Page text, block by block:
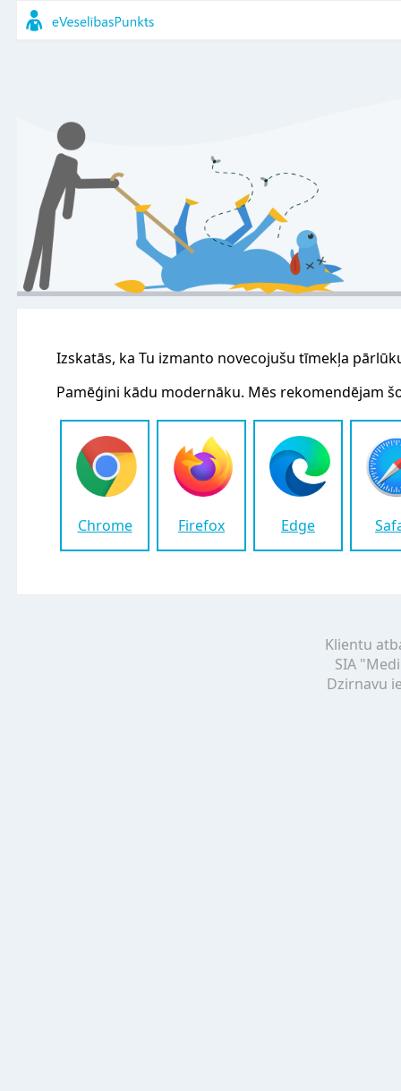
Izskatās, ka Tu izmanto novecojušu tīmekļa
Pamēģini kādu modernāku. Mēs rekomendējam
Chrome Firefox Edge
Klientu
SIA
Dzirnavu